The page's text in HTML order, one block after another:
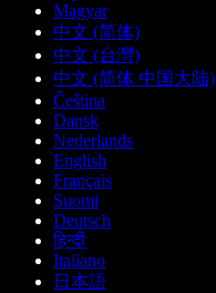
Magyar
中文 (简体)
中文 (台灣)
中文 (简体 中国大陆)
Čeština
Dansk
Nederlands
English
Français
Suomi
Deutsch
हिन्दी
Italiano
日本語